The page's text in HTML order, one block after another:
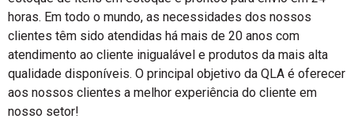
horas. Em todo o mundo, as necessidades dos nossos
clientes têm sido atendidas há mais de 20 anos com
atendimento ao cliente inigualável e produtos da mais alta
qualidade disponíveis. O principal objetivo da QLA é oferecer
aos nossos clientes a melhor experiência do cliente em
nosso setor!